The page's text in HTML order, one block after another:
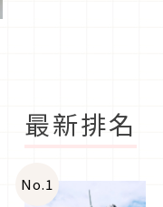
最新排名
No.1